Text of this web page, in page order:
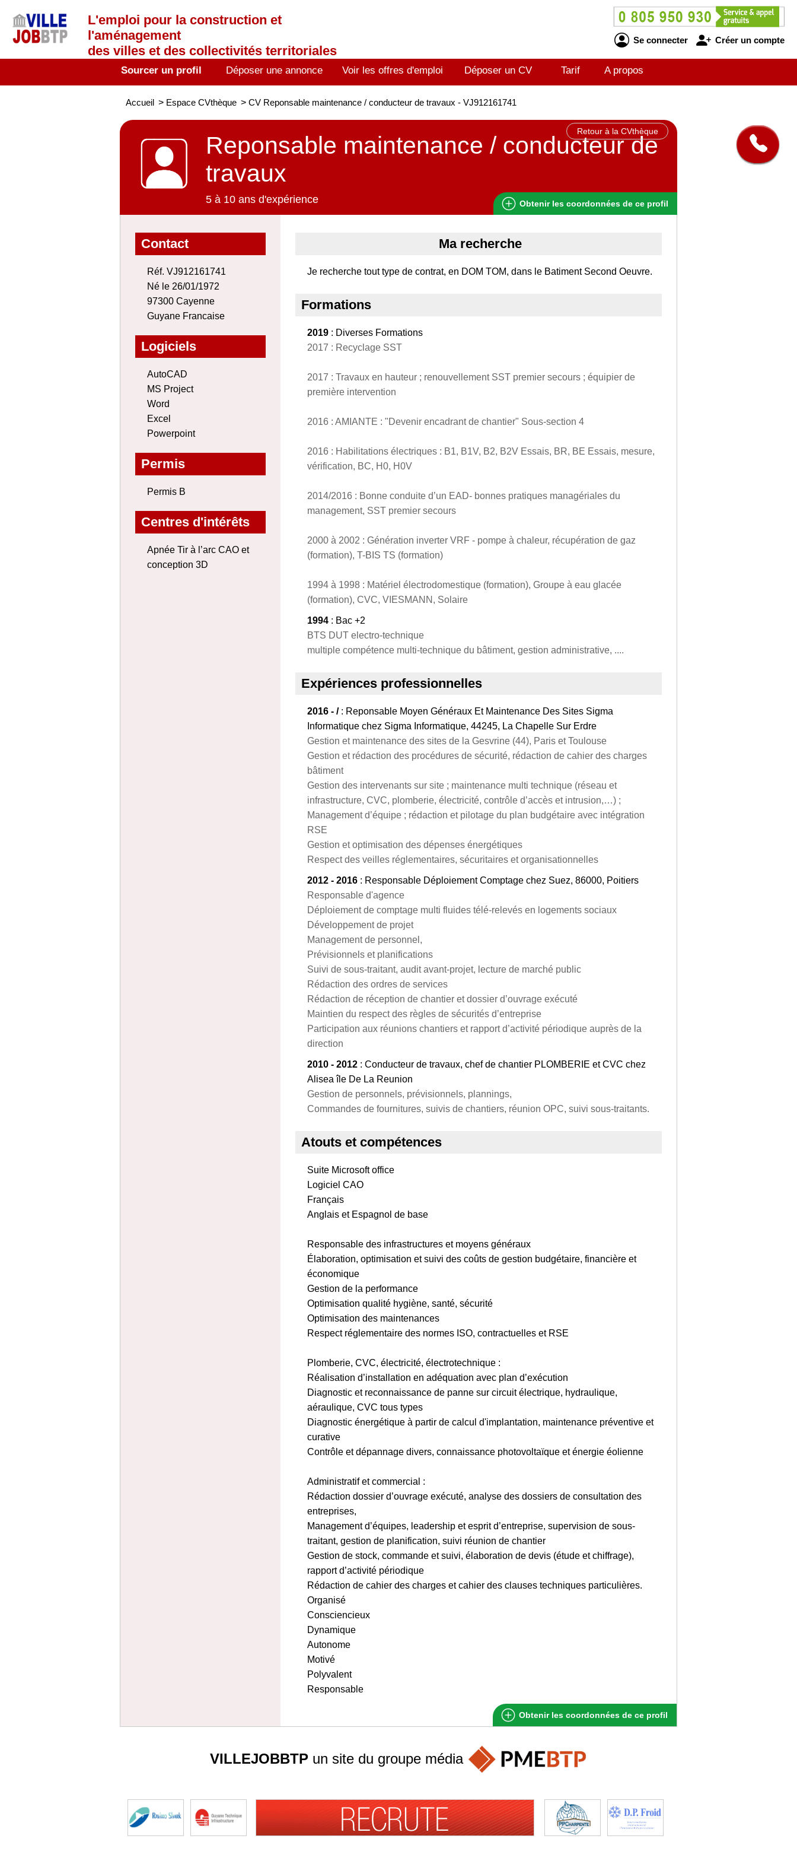
L'emploi pour la construction et
l'aménagement
des villes et des collectivités territoriales
Se connecter Créer un compte
Sourcer un profil Déposer une annonce Voir les offres d'emploi Déposer un CV Tarif A propos
Accueil > Espace CVthèque > CV Reponsable maintenance / conducteur de travaux - VJ912161741
Retour à la CVthèque
Reponsable maintenance / conducteur de
travaux
5 à 10 ans d'expérience Obtenir les coordonnées de ce profil
Contact
Réf. VJ912161741
Né le 26/01/1972
97300 Cayenne
Guyane Francaise
Logiciels
AutoCAD
MS Project
Word
Excel
Powerpoint
Permis
Permis B
Centres d'intérêts
Apnée Tir à l’arc CAO et
conception 3D
Ma recherche
Je recherche tout type de contrat, en DOM TOM, dans le Batiment Second Oeuvre.
Formations
2019 : Diverses Formations
2017 : Recyclage SST
2017 : Travaux en hauteur ; renouvellement SST premier secours ; équipier de
première intervention
2016 : AMIANTE : "Devenir encadrant de chantier" Sous-section 4
2016 : Habilitations électriques : B1, B1V, B2, B2V Essais, BR, BE Essais, mesure,
vérification, BC, H0, H0V
2014/2016 : Bonne conduite d’un EAD- bonnes pratiques managériales du
management, SST premier secours
2000 à 2002 : Génération inverter VRF - pompe à chaleur, récupération de gaz
(formation), T-BIS TS (formation)
1994 à 1998 : Matériel électrodomestique (formation), Groupe à eau glacée
(formation), CVC, VIESMANN, Solaire
1994 : Bac +2
BTS DUT electro-technique
multiple compétence multi-technique du bâtiment, gestion administrative, ....
Expériences professionnelles
2016 - /: Reponsable Moyen Généraux Et Maintenance Des Sites Sigma
Informatique chez Sigma Informatique, 44245, La Chapelle Sur Erdre
Gestion et maintenance des sites de la Gesvrine (44), Paris et Toulouse
Gestion et rédaction des procédures de sécurité, rédaction de cahier des charges
bâtiment
Gestion des intervenants sur site ; maintenance multi technique (réseau et
infrastructure, CVC, plomberie, électricité, contrôle d’accès et intrusion,…) ;
Management d’équipe ; rédaction et pilotage du plan budgétaire avec intégration
RSE
Gestion et optimisation des dépenses énergétiques
Respect des veilles réglementaires, sécuritaires et organisationnelles
2012 - 2016 : Responsable Déploiement Comptage chez Suez, 86000, Poitiers
Responsable d'agence
Déploiement de comptage multi fluides télé-relevés en logements sociaux
Développement de projet
Management de personnel,
Prévisionnels et planifications
Suivi de sous-traitant, audit avant-projet, lecture de marché public
Rédaction des ordres de services
Rédaction de réception de chantier et dossier d’ouvrage exécuté
Maintien du respect des règles de sécurités d’entreprise
Participation aux réunions chantiers et rapport d’activité périodique auprès de la
direction
2010 - 2012 : Conducteur de travaux, chef de chantier PLOMBERIE et CVC chez
Alisea île De La Reunion
Gestion de personnels, prévisionnels, plannings,
Commandes de fournitures, suivis de chantiers, réunion OPC, suivi sous-traitants.
Atouts et compétences
Suite Microsoft office
Logiciel CAO
Français
Anglais et Espagnol de base
Responsable des infrastructures et moyens généraux
Élaboration, optimisation et suivi des coûts de gestion budgétaire, financière et
économique
Gestion de la performance
Optimisation qualité hygiène, santé, sécurité
Optimisation des maintenances
Respect réglementaire des normes ISO, contractuelles et RSE
Plomberie, CVC, électricité, électrotechnique :
Réalisation d’installation en adéquation avec plan d’exécution
Diagnostic et reconnaissance de panne sur circuit électrique, hydraulique,
aéraulique, CVC tous types
Diagnostic énergétique à partir de calcul d'implantation, maintenance préventive et
curative
Contrôle et dépannage divers, connaissance photovoltaïque et énergie éolienne
Administratif et commercial :
Rédaction dossier d’ouvrage exécuté, analyse des dossiers de consultation des
entreprises,
Management d’équipes, leadership et esprit d’entreprise, supervision de sous-
traitant, gestion de planification, suivi réunion de chantier
Gestion de stock, commande et suivi, élaboration de devis (étude et chiffrage),
rapport d’activité périodique
Rédaction de cahier des charges et cahier des clauses techniques particulières.
Organisé
Consciencieux
Dynamique
Autonome
Motivé
Polyvalent
Responsable
Obtenir les coordonnées de ce profil
VILLEJOBBTPun site du groupe média